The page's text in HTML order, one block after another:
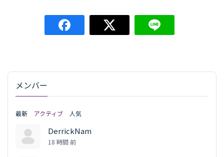
メンバー
最新 アクティブ 人気
DerrickNam
18 時間 前